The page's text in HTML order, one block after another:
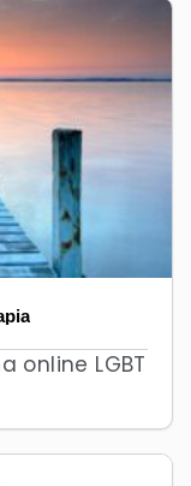
online LGBT